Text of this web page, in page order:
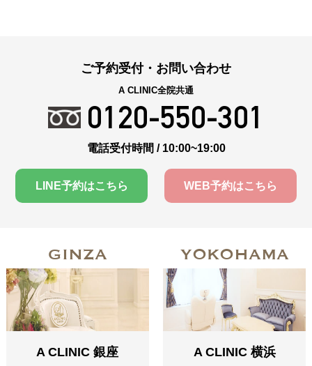
ご予約受付・お問い合わせ
A CLINIC全院共通
0120-550-301
電話受付時間 / 10:00~19:00
LINE予約はこちら WEB予約はこちら
GINZA
A CLINIC 銀座
YOKOHAMA
A CLINIC 横浜